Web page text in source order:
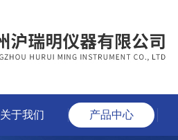
关于我们 产品中心